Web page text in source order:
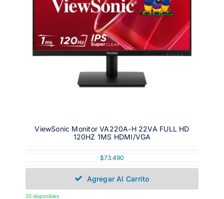
ViewSonic Monitor VA220A-H 22VA FULL HD
120HZ 1MS HDMI/VGA
$73.490
Agregar Al Carrito
20 disponibles